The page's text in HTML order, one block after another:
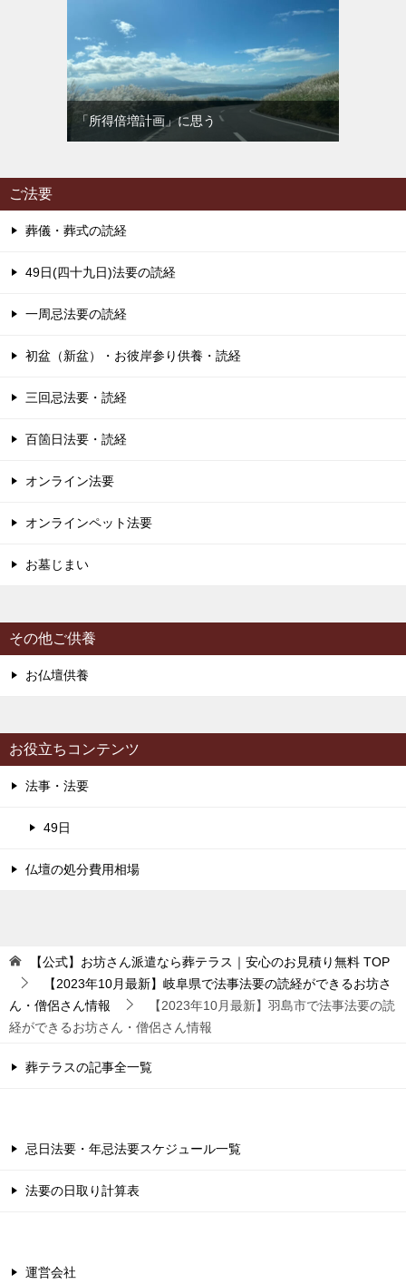
「所得倍増計画」に思う
ご法要
葬儀・葬式の読経
49日(四十九日)法要の読経
一周忌法要の読経
初盆（新盆）・お彼岸参り供養・読経
三回忌法要・読経
百箇日法要・読経
オンライン法要
オンラインペット法要
お墓じまい
その他ご供養
お仏壇供養
お役立ちコンテンツ
法事・法要
49日
仏壇の処分費用相場
【公式】お坊さん派遣なら葬テラス｜安心のお見積り無料 TOP
【2023年10月最新】岐阜県で法事法要の読経ができるお坊さ
ん・僧侶さん情報
【2023年10月最新】羽島市で法事法要の読
経ができるお坊さん・僧侶さん情報
葬テラスの記事全一覧
忌日法要・年忌法要スケジュール一覧
法要の日取り計算表
運営会社